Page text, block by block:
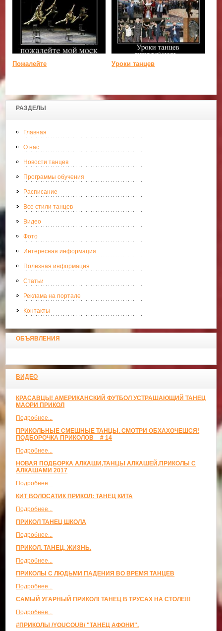
РАЗДЕЛЫ
Главная
О нас
Новости танцев
Программы обучения
Расписание
Все стили танцев
Видео
Фото
Интересная информация
Полезная информация
Статьи
Реклама на портале
Контакты
ОБЪЯВЛЕНИЯ
ВИДЕО
КРАСАВЦЫ! АМЕРИКАНСКИЙ ФУТБОЛ УСТРАШАЮЩИЙ ТАНЕЦ
МАОРИ ПРИКОЛ
Подробнее...
ПРИКОЛЬНЫЕ СМЕШНЫЕ ТАНЦЫ. СМОТРИ ОБХАХОЧЕШСЯ!
ПОДБОРОЧКА ПРИКОЛОВ _ # 14
Подробнее...
НОВАЯ ПОДБОРКА АЛКАШИ,ТАНЦЫ АЛКАШЕЙ,ПРИКОЛЫ С
АЛКАШАМИ 2017
Подробнее...
КИТ ВОЛОСАТИК ПРИКОЛ: ТАНЕЦ КИТА
Подробнее...
ПРИКОЛ ТАНЕЦ ШКОЛА
Подробнее...
ПРИКОЛ. ТАНЕЦ. ЖИЗНЬ.
Подробнее...
ПРИКОЛЫ С ЛЮДЬМИ ПАДЕНИЯ ВО ВРЕМЯ ТАНЦЕВ
Подробнее...
САМЫЙ УГАРНЫЙ ПРИКОЛ! ТАНЕЦ В ТРУСАХ НА СТОЛЕ!!!
Подробнее...
#ПРИКОЛЫ /YOUCOUB/ "ТАНЕЦ АФОНИ".
Пожалейте Уроки танцев